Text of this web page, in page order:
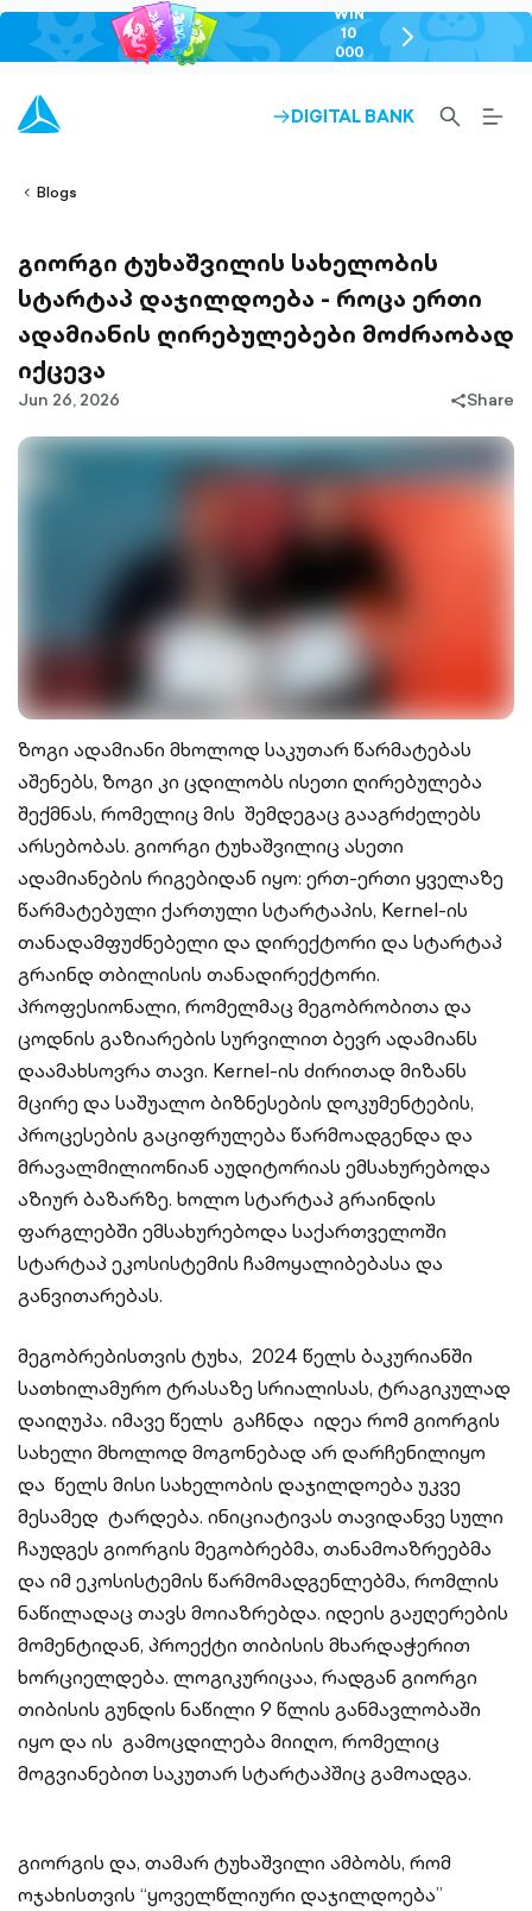
WIN
10
000
chevron-
right-
ARROW-
DIGITAL BANK
SEARCH-
OUTLINED
Blogs
გიორგი ტუხაშვილის სახელობის
სტარტაპ დაჯილდოება - როცა ერთი
ადამიანის ღირებულებები მოძრაობად
იქცევა
Jun 26, 2026
share-
Share
ზოგი ადამიანი მხოლოდ საკუთარ წარმატებას
აშენებს, ზოგი კი ცდილობს ისეთი ღირებულება
შექმნას, რომელიც მის შემდეგაც გააგრძელებს
არსებობას. გიორგი ტუხაშვილიც ასეთი
ადამიანების რიგებიდან იყო: ერთ-ერთი ყველაზე
წარმატებული ქართული სტარტაპის, Kernel-ის
თანადამფუძნებელი და დირექტორი და სტარტაპ
გრაინდ თბილისის თანადირექტორი.
პროფესიონალი, რომელმაც მეგობრობითა და
ცოდნის გაზიარების სურვილით ბევრ ადამიანს
დაამახსოვრა თავი. Kernel-ის ძირითად მიზანს
მცირე და საშუალო ბიზნესების დოკუმენტების,
პროცესების გაციფრულება წარმოადგენდა და
მრავალმილიონიან აუდიტორიას ემსახურებოდა
აზიურ ბაზარზე. ხოლო სტარტაპ გრაინდის
ფარგლებში ემსახურებოდა საქართველოში
სტარტაპ ეკოსისტემის ჩამოყალიბებასა და
განვითარებას.
მეგობრებისთვის ტუხა, 2024 წელს ბაკურიანში
სათხილამურო ტრასაზე სრიალისას, ტრაგიკულად
დაიღუპა. იმავე წელს გაჩნდა იდეა რომ გიორგის
სახელი მხოლოდ მოგონებად არ დარჩენილიყო
და წელს მისი სახელობის დაჯილდოება უკვე
მესამედ ტარდება. ინიციატივას თავიდანვე სული
ჩაუდგეს გიორგის მეგობრებმა, თანამოაზრეებმა
და იმ ეკოსისტემის წარმომადგენლებმა, რომლის
ნაწილადაც თავს მოიაზრებდა. იდეის გაჟღერების
მომენტიდან, პროექტი თიბისის მხარდაჭერით
ხორციელდება. ლოგიკურიცაა, რადგან გიორგი
თიბისის გუნდის ნაწილი 9 წლის განმავლობაში
იყო და ის გამოცდილება მიიღო, რომელიც
მოგვიანებით საკუთარ სტარტაპშიც გამოადგა.
გიორგის და, თამარ ტუხაშვილი ამბობს, რომ
ოჯახისთვის “ყოველწლიური დაჯილდოება”